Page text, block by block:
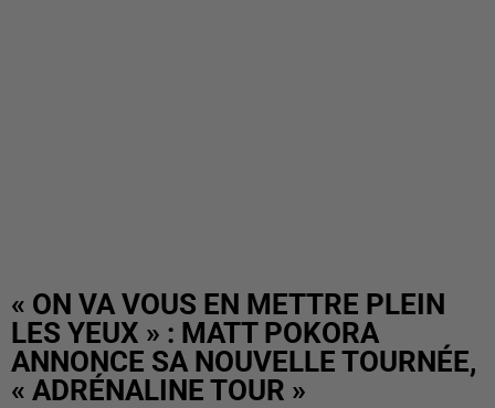
« ON VA VOUS EN METTRE PLEIN
LES YEUX » : MATT POKORA
ANNONCE SA NOUVELLE TOURNÉE,
« ADRÉNALINE TOUR »